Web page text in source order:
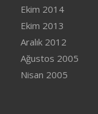
Ekim 2014
Ekim 2013
Aralık 2012
Ağustos 2005
Nisan 2005